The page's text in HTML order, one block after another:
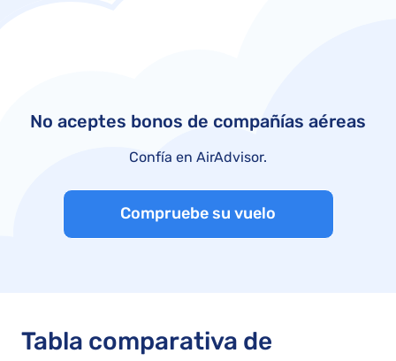
No aceptes bonos de compañías aéreas
Confía en AirAdvisor.
Compruebe su vuelo
Tabla comparativa de